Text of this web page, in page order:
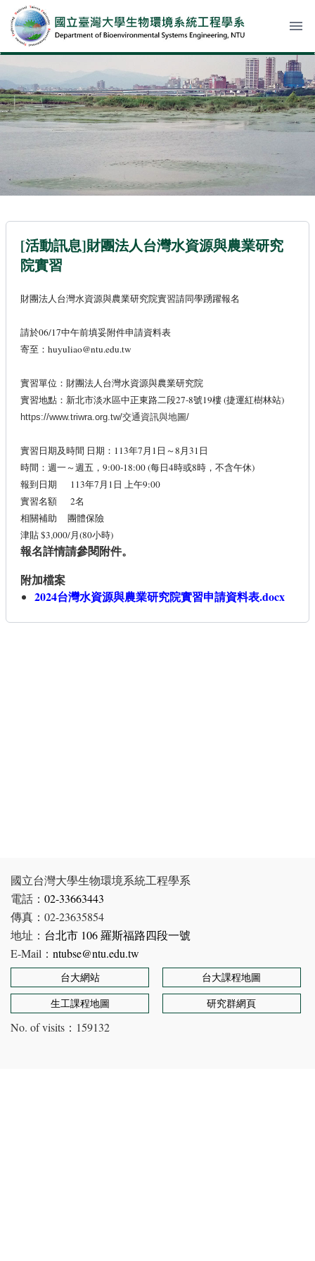
menu
[活動訊息]財團法人台灣水資源與農業研究
院實習
財團法人台灣水資源與農業研究院實習請同學踴躍報名
請於06/17中午前填妥附件申請資料表
寄至：huyuliao@ntu.edu.tw
實習單位：財團法人台灣水資源與農業研究院
實習地點：新北市淡水區中正東路二段27-8號19樓 (捷運紅樹林站)
https://www.triwra.org.tw/交通資訊與地圖/
實習日期及時間 日期：113年7月1日～8月31日
時間：週一～週五，9:00-18:00 (每日4時或8時，不含午休)
報到日期 113年7月1日 上午9:00
實習名額 2名
相關補助 團體保險
津貼 $3,000/月(80小時)
報名詳情請參閱附件。
附加檔案
2024台灣水資源與農業研究院實習申請資料表.docx
國立台灣大學生物環境系統工程學系
電話： 02-33663443
傳真：02-23635854
地址： 台北市 106 羅斯福路四段一號
E-Mail： ntubse@ntu.edu.tw
台大網站
台大課程地圖
生工課程地圖
研究群網頁
No. of visits： 159132